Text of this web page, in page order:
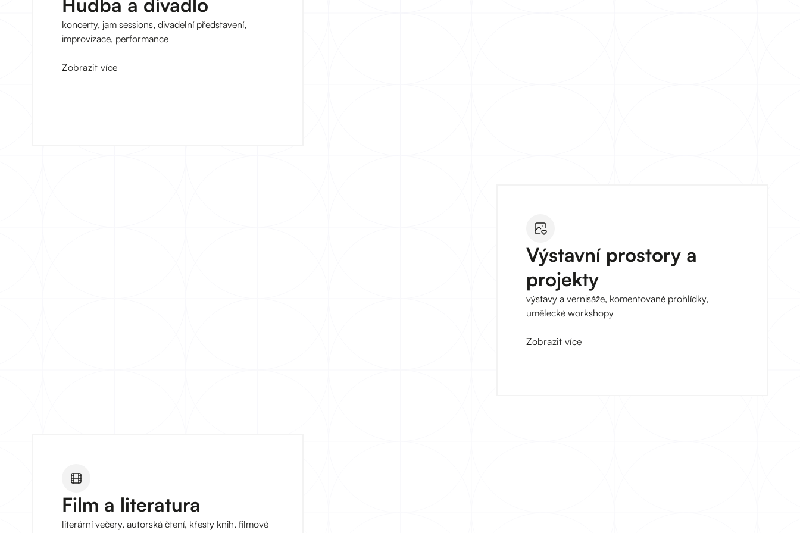
Hudba a divadlo
koncerty, jam sessions, divadelní představení,
improvizace, performance
Zobrazit více
Výstavní prostory a
projekty
výstavy a vernisáže, komentované prohlídky,
umělecké workshopy
Zobrazit více
Film a literatura
literární večery, autorská čtení, křesty knih, filmové